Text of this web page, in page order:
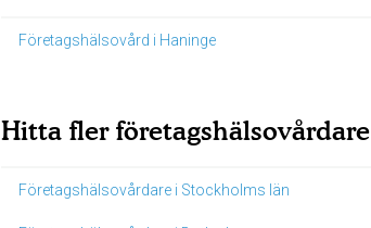
Företagshälsovård i Haninge
Hitta fler företagshälsovårdare
Företagshälsovårdare i Stockholms län